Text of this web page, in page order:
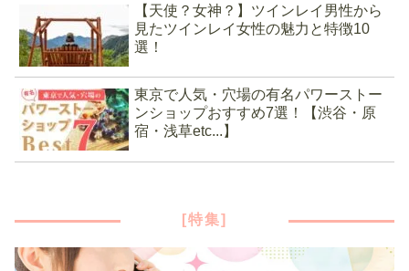
【天使？女神？】ツインレイ男性から
見たツインレイ女性の魅力と特徴10
選！
東京で人気・穴場の有名パワーストー
ンショップおすすめ7選！【渋谷・原
宿・浅草etc...】
[特集]